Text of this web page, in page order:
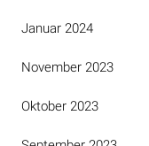
Januar 2024
November 2023
Oktober 2023